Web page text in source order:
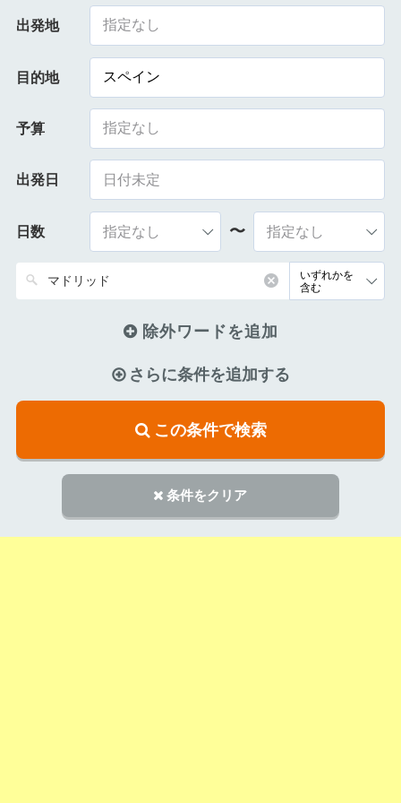
出発地 指定なし
目的地 スペイン
予算 指定なし
出発日
日数 〜
除外ワードを追加
さらに条件を追加する
この条件で検索
条件をクリア